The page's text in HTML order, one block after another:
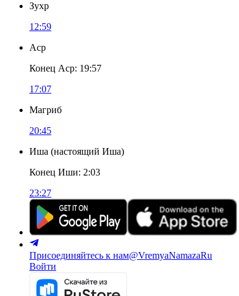
Зухр
12:59
Аср
Конец Аср: 19:57
17:07
Магриб
20:45
Иша (настоящий Иша)
Конец Иши: 2:03
23:27
Присоединяйтесь к нам@VremyaNamazaRu
Войти